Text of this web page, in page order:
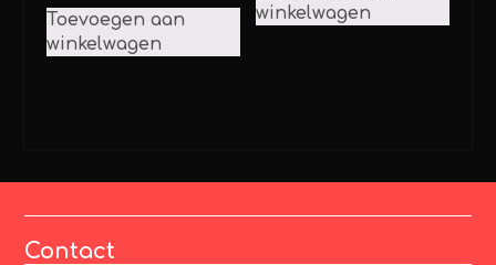
Toevoegen aan
winkelwagen
winkelwagen
Contact